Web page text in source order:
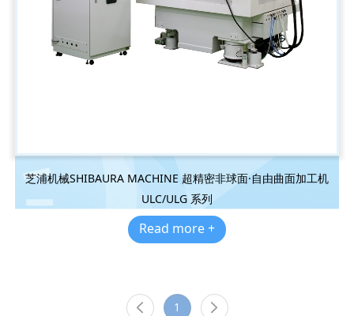
芝浦机械SHIBAURA MACHINE 超精密非球面·自由曲面加工机
ULC/ULG 系列
Read more +
1